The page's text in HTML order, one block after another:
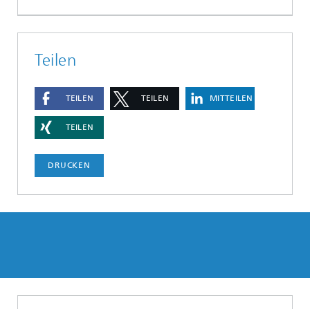
Teilen
TEILEN TEILEN MITTEILEN
TEILEN
DRUCKEN